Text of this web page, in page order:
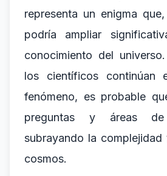
representa un enigma
podría ampliar
conocimiento del
los científicos continúan
fenómeno, es probable
preguntas y áreas de
subrayando la complejidad
cosmos.